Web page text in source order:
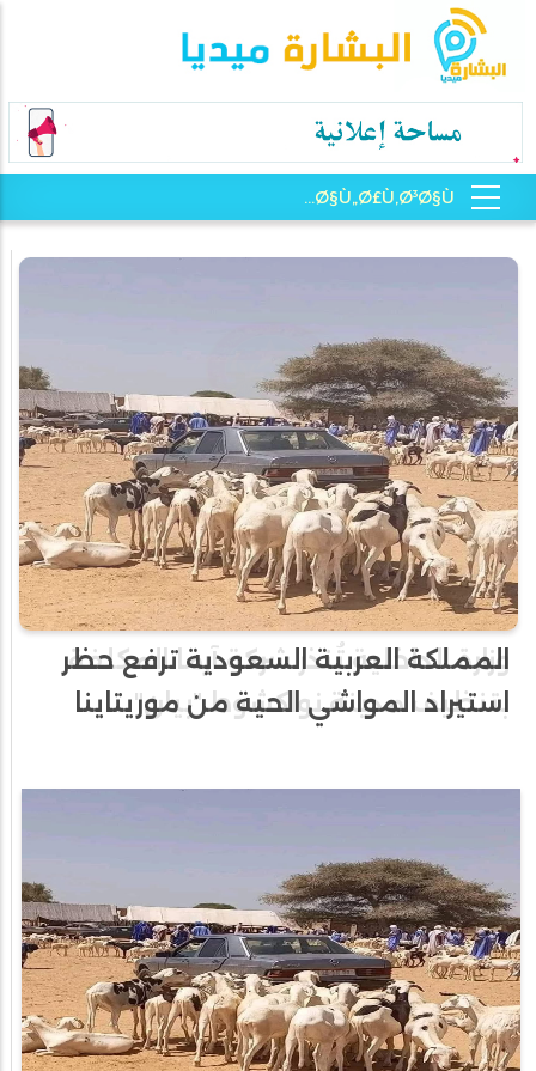
المملكة العربية السعودية ترفع حظر
استيراد المواشي الحية من موريتاينا